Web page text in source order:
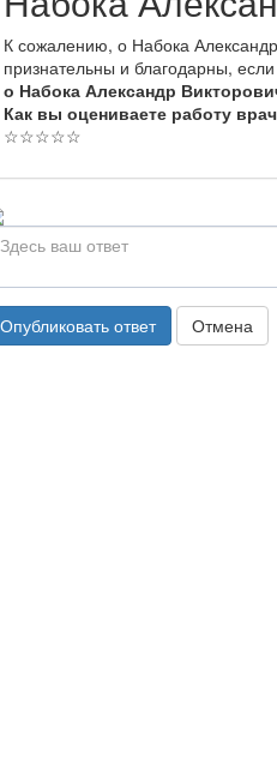
К сожалению, о Набока
признательны и благодарны,
о Набока Александр
Как вы оцениваете работу
☆☆☆☆☆
Опубликовать ответ Отмена